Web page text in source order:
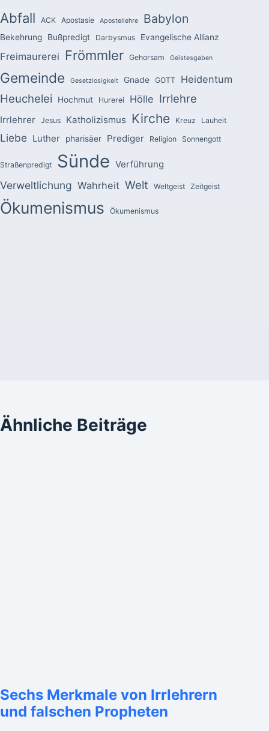
Abfall ACK Apostasie Apostellehre Babylon
Bekehrung Bußpredigt Darbysmus Evangelische Allianz
Freimaurerei Frömmler Gehorsam Geistesgaben
Gemeinde Gesetzlosigkeit Gnade GOTT Heidentum
Heuchelei Hochmut Hurerei Hölle Irrlehre
Irrlehrer Jesus Katholizismus Kirche Kreuz Lauheit
Liebe Luther pharisäer Prediger Religion Sonnengott
Straßenpredigt Sünde Verführung
Verweltlichung Wahrheit Welt Weltgeist Zeitgeist
Ökumenismus Ökumenismus
Ähnliche Beiträge
Sechs Merkmale von Irrlehrern
und falschen Propheten